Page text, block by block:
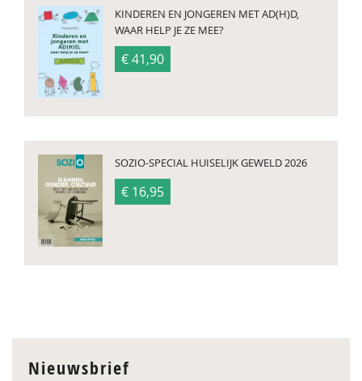
KINDEREN EN JONGEREN MET AD(H)D,
WAAR HELP JE ZE MEE?
€ 41,90
SOZIO-SPECIAL HUISELIJK GEWELD 2026
€ 16,95
Nieuwsbrief